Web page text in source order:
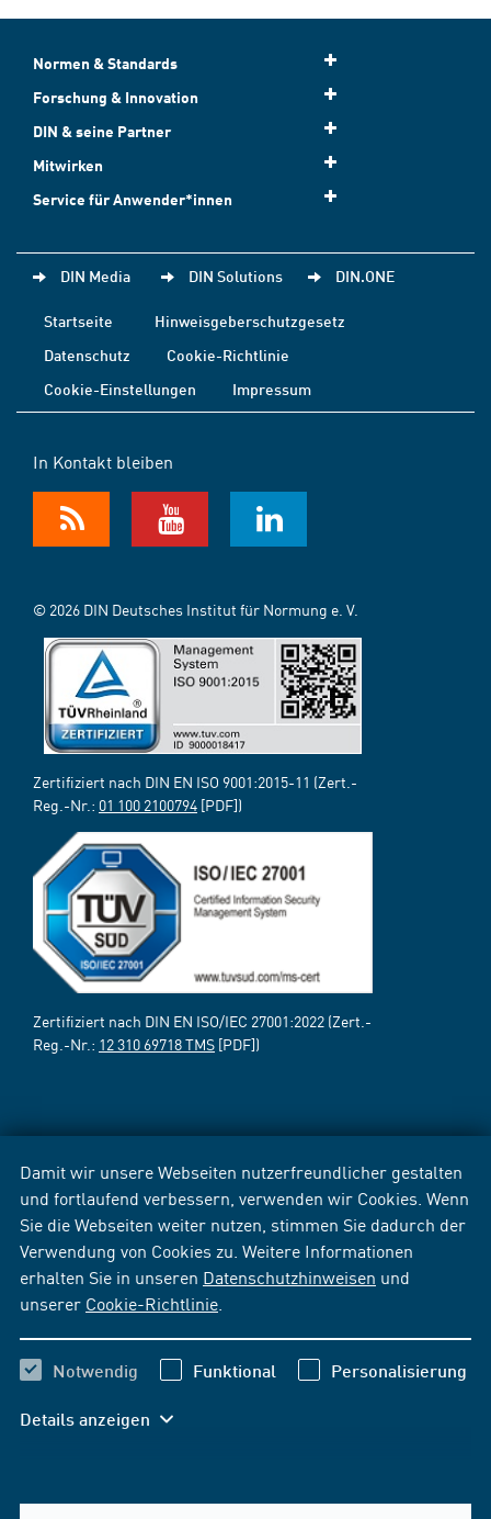
Damit wir unsere Webseiten nutzerfreundlicher gestalten
und fortlaufend verbessern, verwenden wir Cookies. Wenn
Sie die Webseiten weiter nutzen, stimmen Sie dadurch der
Verwendung von Cookies zu. Weitere Informationen
erhalten Sie in unseren Datenschutzhinweisen und
unserer Cookie-Richtlinie
Notwendig Funktional Personalisierung
Details anzeigen
Normen & Standards
Forschung & Innovation
DIN & seine Partner
Mitwirken
Service für Anwender*innen
DIN Media DIN Solutions DIN.ONE
Startseite
Hinweisgeberschutzgesetz
Datenschutz
Cookie-Richtlinie
Cookie-Einstellungen
Impressum
In Kontakt bleiben
© 2026 DIN Deutsches Institut für Normung e. V.
Zertifiziert nach DIN EN ISO 9001:2015-11 (Zert.-
Reg.-Nr.: 01 100 2100794 [PDF])
Zertifiziert nach DIN EN ISO/IEC 27001:2022 (Zert.-
Reg.-Nr.: 12 310 69718 TMS [PDF])